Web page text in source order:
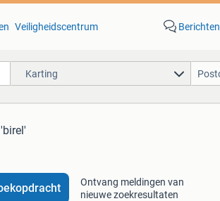
Veiligheidscentrum Berichten
Karting
Ontvang meldingen van
nieuwe zoekresultaten